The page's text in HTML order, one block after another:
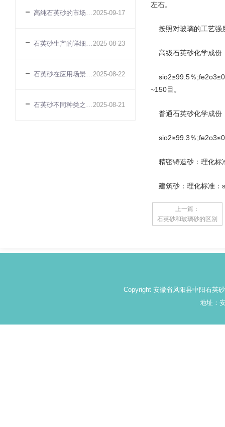
2025-09-17
高纯石英砂的市场规模趋势
2025-08-23
石英砂生产的详细介绍
2025-08-22
石英砂在应用场景体现的性能适配性差异
2025-08-21
石英砂不同种类之间的性能差异
左右。
按照对玻璃的工艺强
高级石英砂化学成份
sio2≥99.5％
~150目。
普通石英砂化学成份
sio2≥99.3％
精密铸造砂：理化标
建筑砂：理化标准：
上一篇：
石英砂和玻璃砂的区别
Copyright 安徽省凤阳县中阳石英
地址：